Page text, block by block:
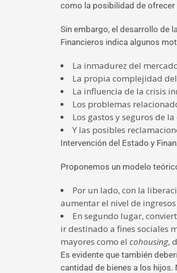
como la posibilidad de ofrecer
Sin embargo, el desarrollo de
Financieros indica algunos
La inmadurez del
La propia complejidad
La influencia de la crisis
Los problemas
Los gastos y seguros de
Y las posibles
Intervención del Estado y
Proponemos un modelo
Por un lado, con la
aumentar el nivel de
En segundo lugar,
ir destinado a fines sociales
mayores como el cohousing,
Es evidente que también
cantidad de bienes a los hijos.